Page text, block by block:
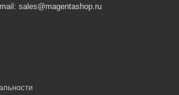
sales@magentashop.ru